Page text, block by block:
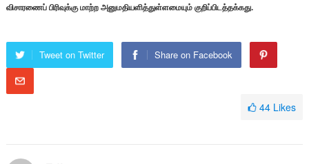
விசாரணைப் பிரிவுக்கு மாற்ற அனுமதியளித்துள்ளமையும் குறிப்பிடத்தக்கது.
Tweet on Twitter Share on Facebook
44 Likes